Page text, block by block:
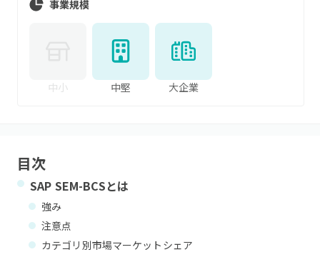
事業規模
中小 中堅 大企業
目次
SAP SEM-BCSとは
強み
注意点
カテゴリ別市場マーケットシェア